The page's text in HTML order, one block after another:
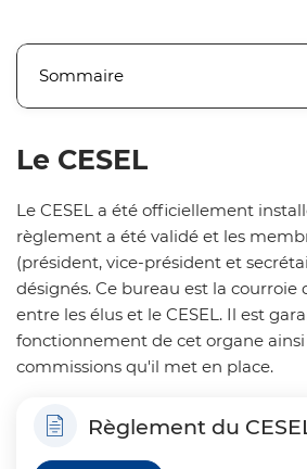
Sommaire
Le CESEL
Le CESEL a été officiellement
règlement a été validé et les
(président, vice-président et
désignés. Ce bureau est la courroie
entre les élus et le CESEL. Il est
fonctionnement de cet organe
commissions qu'il met en place.
Règlement du